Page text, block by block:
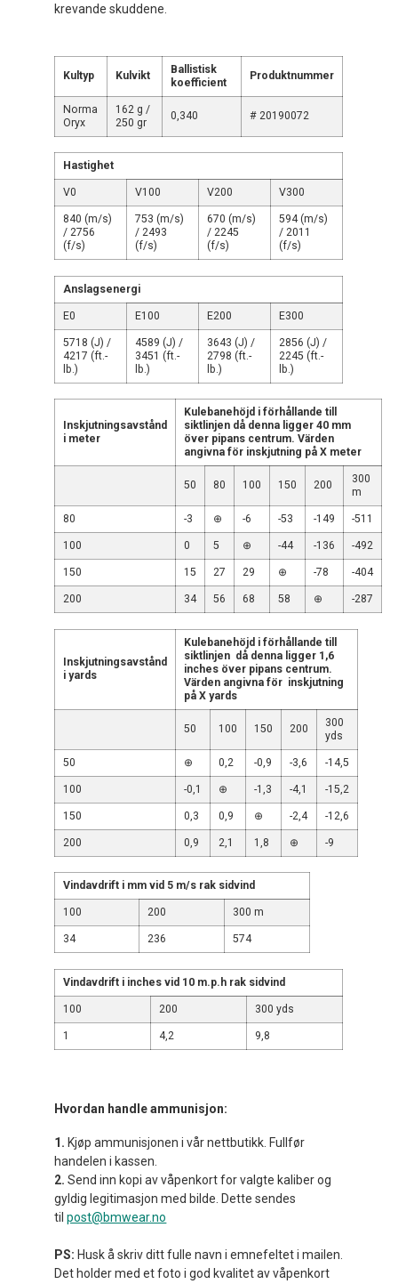
krevande skuddene.
Kultyp Kulvikt
Ballistisk
koefficient
Produktnummer
Norma
Oryx
162 g /
250 gr
0,340 # 20190072
Hastighet
V0 V100 V200 V300
840 (m/s)
/ 2756
(f/s)
753 (m/s)
/ 2493
(f/s)
670 (m/s)
/ 2245
(f/s)
594 (m/s)
/ 2011
(f/s)
Anslagsenergi
E0 E100 E200 E300
5718 (J) /
4217 (ft.-
lb.)
4589 (J) /
3451 (ft.-
lb.)
3643 (J) /
2798 (ft.-
lb.)
2856 (J) /
2245 (ft.-
lb.)
Inskjutningsavstånd
i meter
Kulebanehöjd i förhållande till
siktlinjen då denna ligger 40 mm
över pipans centrum. Värden
angivna för inskjutning på X meter
50 80 100 150 200
300
m
80 -3 ⊕ -6 -53 -149 -511
100 0 5 ⊕ -44 -136 -492
150 15 27 29 ⊕ -78 -404
200 34 56 68 58 ⊕ -287
Inskjutningsavstånd
i yards
Kulebanehöjd i förhållande till
siktlinjen då denna ligger 1,6
inches över pipans centrum.
Värden angivna för inskjutning
på X yards
50 100 150 200
300
yds
50 ⊕ 0,2 -0,9 -3,6 -14,5
100 -0,1 ⊕ -1,3 -4,1 -15,2
150 0,3 0,9 ⊕ -2,4 -12,6
200 0,9 2,1 1,8 ⊕ -9
Vindavdrift i mm vid 5 m/s rak sidvind
100 200 300 m
34 236 574
Vindavdrift i inches vid 10 m.p.h rak sidvind
100 200 300 yds
1 4,2 9,8
Hvordan handle ammunisjon:
1. Kjøp ammunisjonen i vår nettbutikk. Fullfør
handelen i kassen.
2. Send inn kopi av våpenkort for valgte kaliber og
gyldig legitimasjon med bilde. Dette sendes
til post@bmwear.no
PS: Husk å skriv ditt fulle navn i emnefeltet i mailen.
Det holder med et foto i god kvalitet av våpenkort